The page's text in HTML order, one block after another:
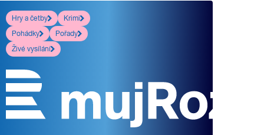
Hry a četby
Krimi
Pohádky
Pořady
Živé vysílání